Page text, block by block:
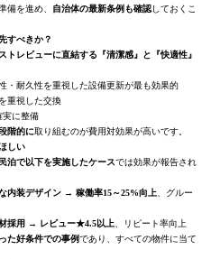
備を進め、 自治体の最新条例も確認しておくこ
すべきか？
トレビューに直結する『清潔感』と『快適性』
・耐久性を重視した設備更新が最も効果的
重視した交換
実に整備
階的に取り組むのが費用対効果が高いです。
しい
泊で以下を実施したケースでは効果が報告され
内装デザイン →稼働率15～25%向上 、グルー
採用 → レビュー★4.5以上 、リピート率向上
た好条件での事例であり、すべての物件に当て